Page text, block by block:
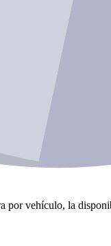
por vehículo, la